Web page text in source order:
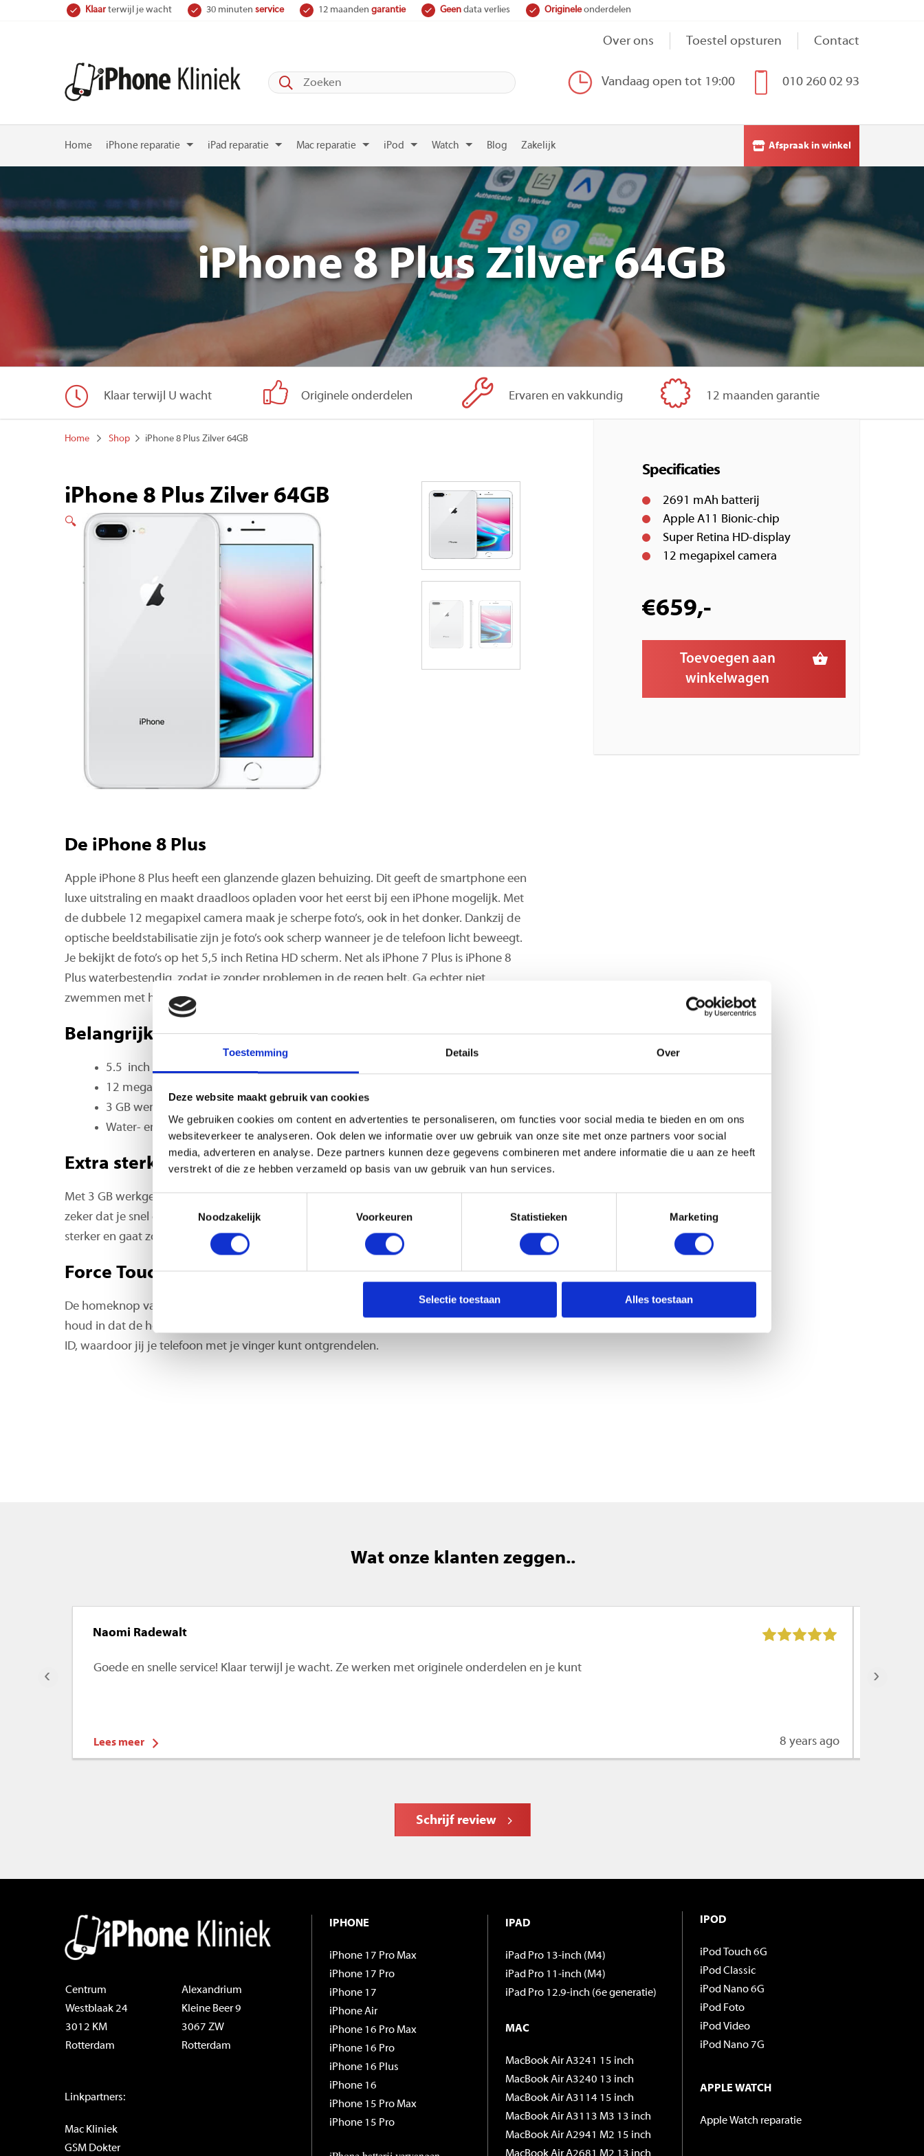
Toestemming Details Over
Deze website maakt gebruik van cookies
We gebruiken cookies om content en advertenties te personaliseren, om functies voor social media te bieden en om ons
websiteverkeer te analyseren. Ook delen we informatie over uw gebruik van onze site met onze partners voor social
media, adverteren en analyse. Deze partners kunnen deze gegevens combineren met andere informatie die u aan ze heeft
verstrekt of die ze hebben verzameld op basis van uw gebruik van hun services.
Toestemmingsselectie
Noodzakelijk
Voorkeuren Statistieken Marketing
Selectie toestaan Alles toestaan
Klaar terwijl je wacht 30 minuten service 12 maanden garantie Geen data verlies Origineleonderdelen
Over ons Toestel opsturen Contact
Vandaag open tot 19:00 010 260 02 93
Home iPhone reparatie iPad reparatie Mac reparatie iPod Watch Blog Zakelijk Afspraak in winkel
iPhone 8 Plus Zilver 64GB
Klaar terwijl U wacht Originele onderdelen Ervaren en vakkundig 12 maanden garantie
Home Shop iPhone 8 Plus Zilver 64GB
iPhone 8 Plus Zilver 64GB
🔍
Specificaties
2691 mAh batterij
Apple A11 Bionic-chip
Super Retina HD-display
12 megapixel camera
€659,-
Toevoegen aan
winkelwagen
De iPhone 8 Plus
Apple iPhone 8 Plus heeft een glanzende glazen behuizing. Dit geeft de smartphone een
luxe uitstraling en maakt draadloos opladen voor het eerst bij een iPhone mogelijk. Met
de dubbele 12 megapixel camera maak je scherpe foto’s, ook in het donker. Dankzij de
optische beeldstabilisatie zijn je foto’s ook scherp wanneer je de telefoon licht beweegt.
Je bekijkt de foto’s op het 5,5 inch Retina HD scherm. Net als iPhone 7 Plus is iPhone 8
Plus waterbestendig, zodat je zonder problemen in de regen belt. Ga echter niet
zwemmen met het toestel, hij is namelijk niet volledig waterdicht.
Belangrijkste eigenschappen iPhone 8 Plus
5.5 inch Retina HD-display
12 megapixelcamera & optische beeldstabilisator
3 GB werkgeheugen, razendsnelle A11 Bionic-chip
Water- en stofdicht (IP67)
Extra sterk van binnen
Met 3 GB werkgeheugen en een snelle A11 Bionic-processor weet je met de iPhone 8 Plus
zeker dat je snel en probleemloos schakelt tussen alle functies. Ook de batterij is nu nog
sterker en gaat zonder zorgen de hele dag mee.
Force Touch-sensor homeknop
De homeknop van de iPhone 8 Plus bevat een Force Touch-sensor in de homeknop. Dit
houd in dat de homeknop voelt hoe hard jij hem indrukt. De iPhone 8 Plus bevat Touch-
ID, waardoor jij je telefoon met je vinger kunt ontgrendelen.
Wat onze klanten zeggen..
Goede en snelle service! Klaar terwijl je wacht. Ze werken met originele onderdelen en je kunt
Lees meer
Naomi Radewalt
8 years ago
‹ ›
Schrijf review
Centrum
Westblaak 24
3012 KM
Rotterdam
Alexandrium
Kleine Beer 9
3067 ZW
Rotterdam
Linkpartners:
Mac Kliniek
GSM Dokter
IPHONE
iPhone 17 Pro Max
iPhone 17 Pro
iPhone 17
iPhone Air
iPhone 16 Pro Max
iPhone 16 Pro
iPhone 16 Plus
iPhone 16
iPhone 15 Pro Max
iPhone 15 Pro
IPAD
iPad Pro 13-inch (M4)
iPad Pro 11-inch (M4)
iPad Pro 12.9-inch (6e generatie)
MAC
MacBook Air A3241 15 inch
MacBook Air A3240 13 inch
MacBook Air A3114 15 inch
MacBook Air A3113 M3 13 inch
MacBook Air A2941 M2 15 inch
IPOD
iPod Touch 6G
iPod Classic
iPod Nano 6G
iPod Foto
iPod Video
iPod Nano 7G
APPLE WATCH
Apple Watch reparatie